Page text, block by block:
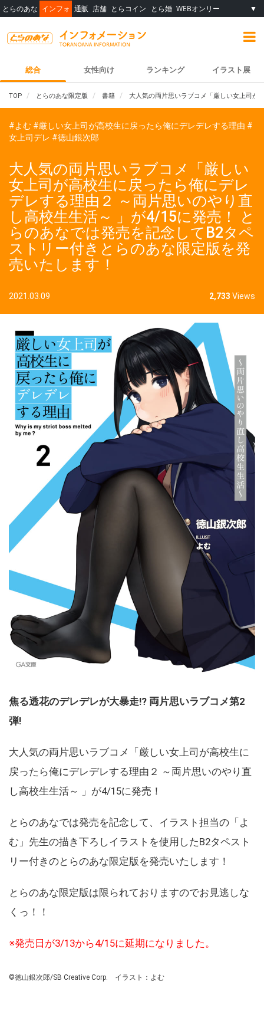
とらのあな インフォ 通販 店舗 とらコイン とら婚 WEBオンリー ▼
総合 女性向け ランキング イラスト展
TOP とらのあな限定版 書籍 大人気の両片思いラブコメ「厳しい女上司が
#よむ #厳しい女上司が高校生に戻ったら俺にデレデレする理由 #
女上司デレ #徳山銀次郎
大人気の両片思いラブコメ「厳しい
女上司が高校生に戻ったら俺にデレ
デレする理由２ ～両片思いのやり直
し高校生生活～ 」が4/15に発売！ と
らのあなでは発売を記念してB2タペ
ストリー付きとらのあな限定版を発
売いたします！
2021.03.09 2,733 Views
焦る透花のデレデレが大暴走!? 両片思いラブコメ第2
弾!
大人気の両片思いラブコメ「厳しい女上司が高校生に
戻ったら俺にデレデレする理由２ ～両片思いのやり直
し高校生生活～ 」が4/15に発売！
とらのあなでは発売を記念して、イラスト担当の「よ
む」先生の描き下ろしイラストを使用したB2タペスト
リー付きのとらのあな限定版を発売いたします！
とらのあな限定版は限られておりますのでお見逃しな
くっ！！
※発売日が3/13から4/15に延期になりました。
©徳山銀次郎/SB Creative Corp. イラスト：よむ